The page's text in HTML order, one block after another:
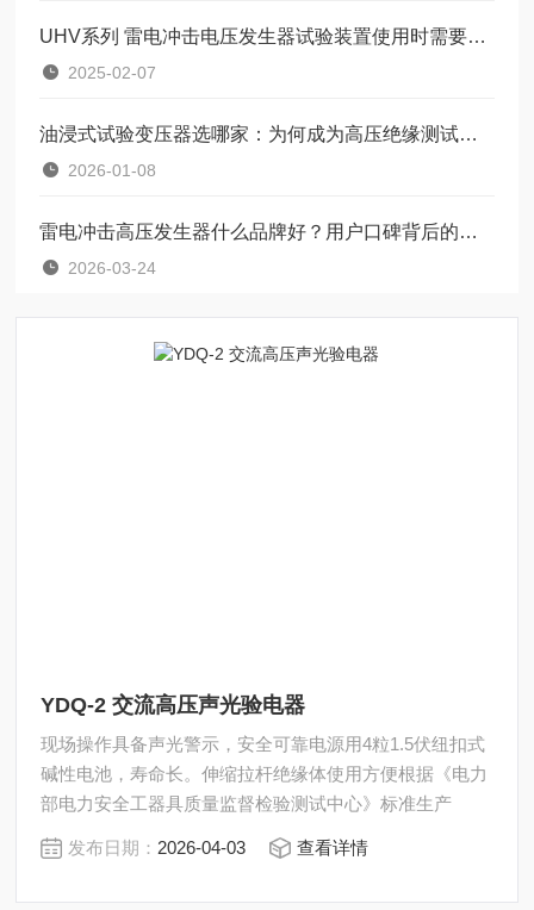
UHV系列 雷电冲击电压发生器试验装置使用时需要注意哪些问题
2025-02-07
油浸式试验变压器选哪家：为何成为高压绝缘测试的常见选择与厂家考量
2026-01-08
雷电冲击高压发生器什么品牌好？用户口碑背后的技术实践与选择逻辑
2026-03-24
YDQ-2 交流高压声光验电器
现场操作具备声光警示，安全可靠电源用4粒1.5伏纽扣式
碱性电池，寿命长。伸缩拉杆绝缘体使用方便根据《电力
部电力安全工器具质量监督检验测试中心》标准生产
发布日期： 2026-04-03 查看详情